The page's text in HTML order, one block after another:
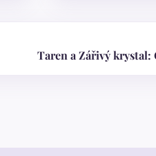
Taren a Zářivý krystal: